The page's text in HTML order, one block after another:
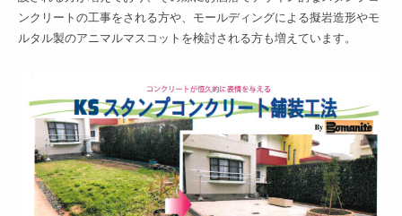
ンクリートの工事をされる方や、モールディングによる擬岩造形やモ
ルタル製のアニマルマスコットを検討される方も増えています。